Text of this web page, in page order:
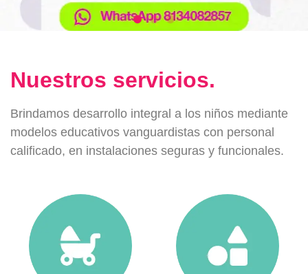
Nuestros servicios.
Brindamos desarrollo integral a los niños mediante
modelos educativos vanguardistas con personal
calificado, en instalaciones seguras y funcionales.